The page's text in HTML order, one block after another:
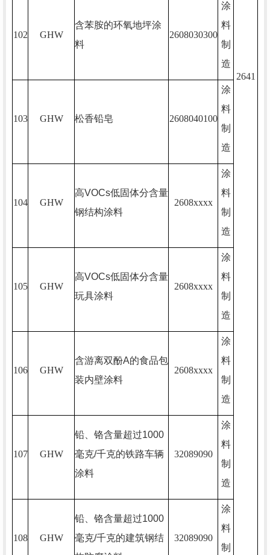
2641
102 GHW
含苯胺的环氧地坪涂
料
2608030300
涂
料
制
造
103 GHW 松香铅皂 2608040100
涂
料
制
造
104 GHW
高VOCs低固体分含量
钢结构涂料
2608xxxx
涂
料
制
造
105 GHW
高VOCs低固体分含量
玩具涂料
2608xxxx
涂
料
制
造
106 GHW
含游离双酚A的食品包
装内壁涂料
2608xxxx
涂
料
制
造
107 GHW
铅、铬含量超过1000
毫克/千克的铁路车辆
涂料
32089090
涂
料
制
造
108 GHW
铅、铬含量超过1000
毫克/千克的建筑钢结
32089090
涂
料
制